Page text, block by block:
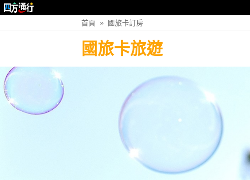
首頁 » 國旅卡訂房
國旅卡旅遊